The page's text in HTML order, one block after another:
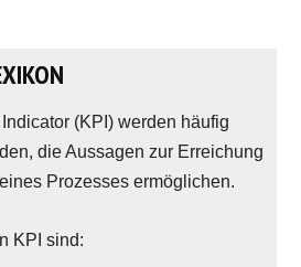
(KPI) werden häufig
die Aussagen zur Erreichung
Prozesses ermöglichen.
KPI sind: